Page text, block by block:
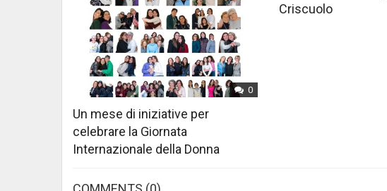
0
Un mese di iniziative per
celebrare la Giornata
Internazionale della Donna
Criscuolo